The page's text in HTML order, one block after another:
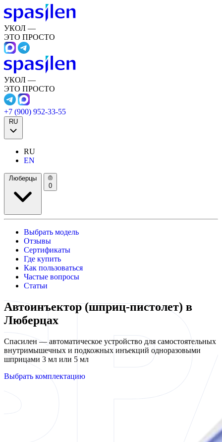
УКОЛ —
ЭТО ПРОСТО
УКОЛ —
ЭТО ПРОСТО
+7 (900) 952-33-55
RU
RU
EN
Люберцы
0
Выбрать модель
Отзывы
Сертификаты
Где купить
Как пользоваться
Частые вопросы
Статьи
Автоинъектор (шприц-пистолет) в
Люберцах
Спасилен — автоматическое устройство для самостоятельных
внутримышечных и подкожных инъекций одноразовыми
шприцами 3 мл или 5 мл
Выбрать комплектацию